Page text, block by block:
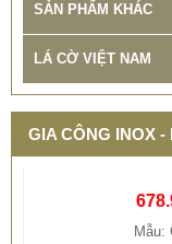
SẢN PHẨM KHÁC
LÁ CỜ VIỆT NAM
GIA CÔNG INOX -
THIẾT KẾ THI